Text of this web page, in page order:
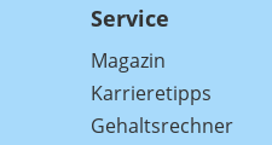
Service
Magazin
Karrieretipps
Gehaltsrechner